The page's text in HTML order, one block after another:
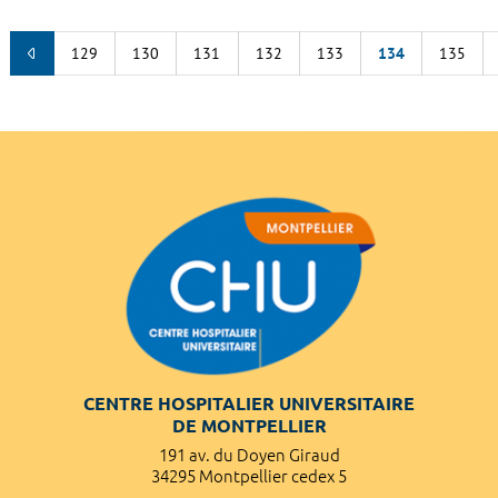
129 130 131 132 133 134 135
CENTRE HOSPITALIER UNIVERSITAIRE
DE MONTPELLIER
191 av. du Doyen Giraud
34295 Montpellier cedex 5